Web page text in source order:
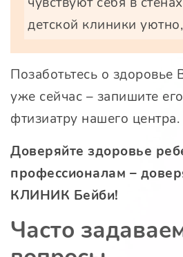
детской клиники
Позаботьтесь о здоровье
уже сейчас – запишите
фтизиатру нашего центра.
Доверяйте здоровье
профессионалам –
КЛИНИК Бейби!
Часто